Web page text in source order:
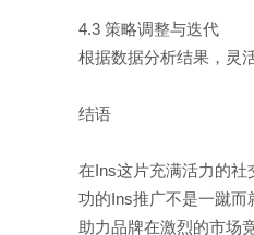
4.3 策略调整与迭代
根据数据分析结果，灵
结语
在Ins这片充满活力的
功的Ins推广不是一蹴而
助力品牌在激烈的市场